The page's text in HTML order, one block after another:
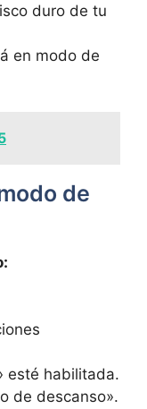
duro de tu
en modo de
de
esté habilitada.
de descanso».